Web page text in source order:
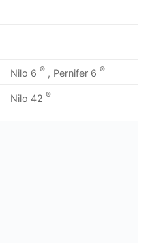
Nilo 6® , Pernifer 6®
Nilo 42®